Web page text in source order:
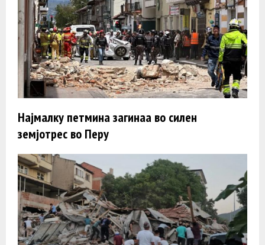
Најмалку петмина загинаа во силен
земјотрес во Перу